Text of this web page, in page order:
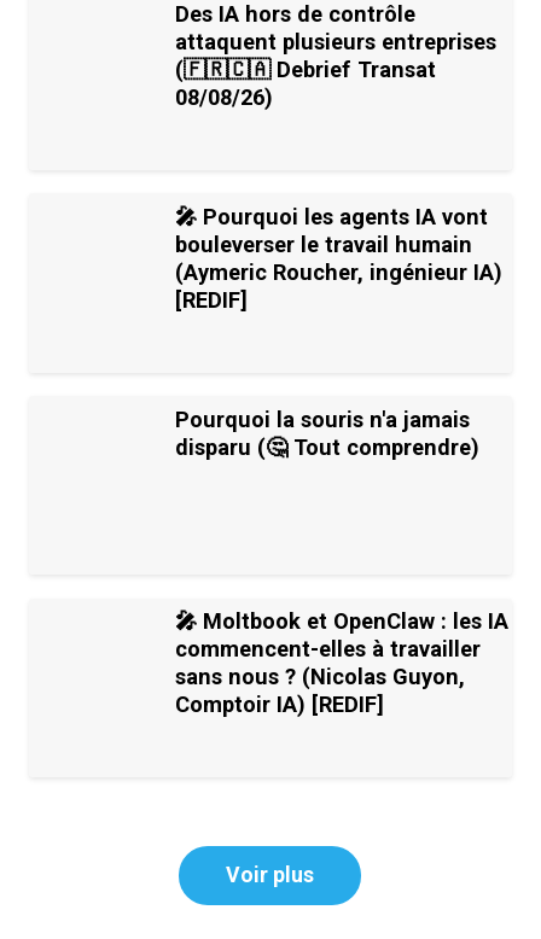
Des IA hors de contrôle
attaquent plusieurs entreprises
(🇫🇷🇨🇦 Debrief Transat
08/08/26)
🎤 Pourquoi les agents IA vont
bouleverser le travail humain
(Aymeric Roucher, ingénieur IA)
[REDIF]
Pourquoi la souris n'a jamais
disparu (🤔 Tout comprendre)
🎤 Moltbook et OpenClaw : les IA
commencent-elles à travailler
sans nous ? (Nicolas Guyon,
Comptoir IA) [REDIF]
Voir plus